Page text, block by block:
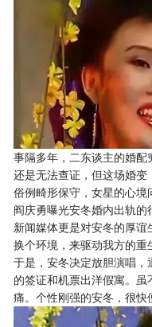
事隔多年，二东谈主的婚
还是无法查证，但这场婚
俗例畸形保守，女星的心境
阎庆勇曝光安冬婚内出轨的
新闻媒体更是对安冬的厚
换个环境，来驱动我方的重
于是，安冬决定放胆演唱
的签证和机票出洋假寓。
痛。个性刚强的安冬，很快